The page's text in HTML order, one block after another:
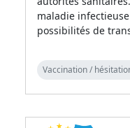
maladie
possibilités de
Vaccination /